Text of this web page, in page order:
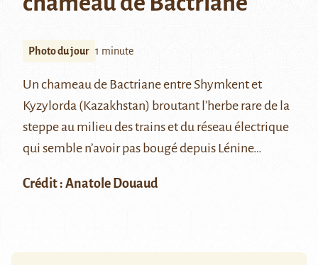
Photo du jour 1 minute
Un chameau de Bactriane entre Shymkent et
Kyzylorda (Kazakhstan) broutant l’herbe rare de la
steppe au milieu des trains et du réseau électrique
qui semble n’avoir pas bougé depuis Lénine…
Crédit : Anatole Douaud